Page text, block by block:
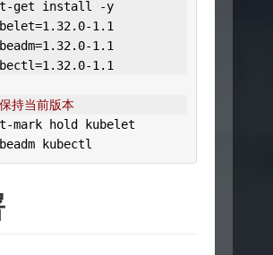
-get install -y
=1.32. 0-1.1
=1.32. 0-1.1
=1.32. 0-1.1
持当前版本
-mark hold kubelet
kubectl